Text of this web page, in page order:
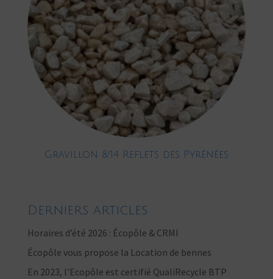
Gravillon 8/14 Reflets des Pyrénées
Derniers articles
Horaires d’été 2026 : Écopôle & CRMI
Écopôle vous propose la Location de bennes
En 2023, l’Ecopôle est certifié QualiRecycle BTP